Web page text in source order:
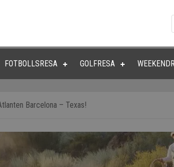
FOTBOLLSRESA GOLFRESA
Barcelona – Texas!